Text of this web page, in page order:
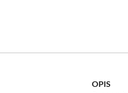
OPIS